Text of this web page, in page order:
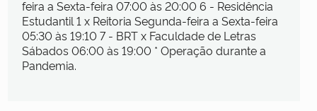
feira a Sexta-feira 07:00 às 20:00 6 - Residência
Estudantil 1 x Reitoria Segunda-feira a Sexta-feira
05:30 às 19:10 7 - BRT x Faculdade de Letras
Sábados 06:00 às 19:00 * Operação durante a
Pandemia.